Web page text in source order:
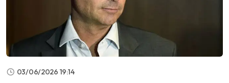
03/06/2026 19:14